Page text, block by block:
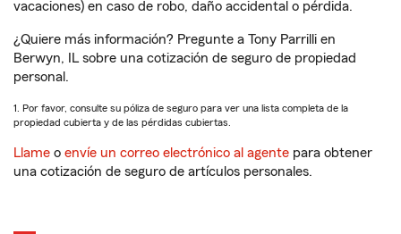
vacaciones) en caso de robo, daño accidental o pérdida.
¿Quiere más información? Pregunte a Tony Parrilli en
Berwyn, IL sobre una cotización de seguro de propiedad
personal.
1. Por favor, consulte su póliza de seguro para ver una lista completa de la
propiedad cubierta y de las pérdidas cubiertas.
Llame o envíe un correo electrónico al agente para obtener
una cotización de seguro de artículos personales.